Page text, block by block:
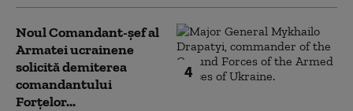
4
Noul Comandant-șef al
Armatei ucrainene
solicită demiterea
comandantului
Forțelor...